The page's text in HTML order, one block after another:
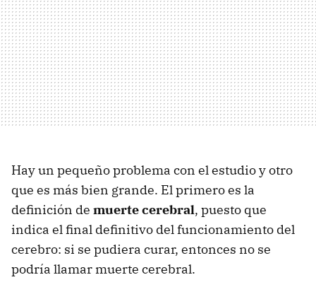
Hay un pequeño problema con el estudio y otro
que es más bien grande. El primero es la
definición de muerte cerebral, puesto que
indica el final definitivo del funcionamiento del
cerebro: si se pudiera curar, entonces no se
podría llamar muerte cerebral.